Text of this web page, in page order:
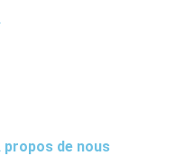
propos de nous